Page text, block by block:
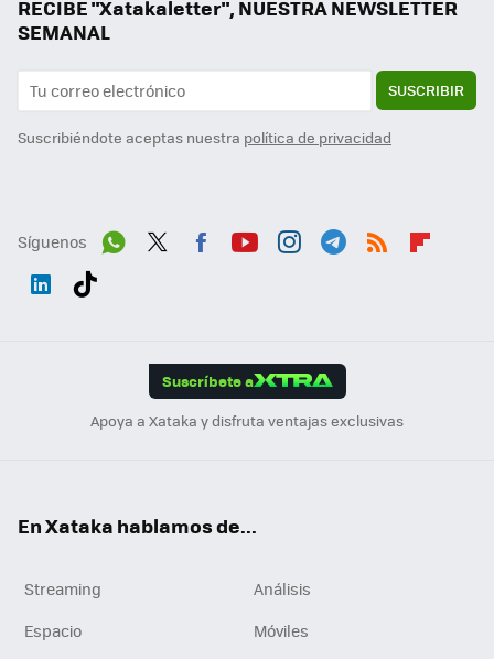
RECIBE "Xatakaletter", NUESTRA NEWSLETTER
SEMANAL
SUSCRIBIR
Suscribiéndote aceptas nuestra política de privacidad
Síguenos
Suscríbete a
Apoya a Xataka y disfruta ventajas exclusivas
En Xataka hablamos de...
Streaming
Análisis
Espacio
Móviles